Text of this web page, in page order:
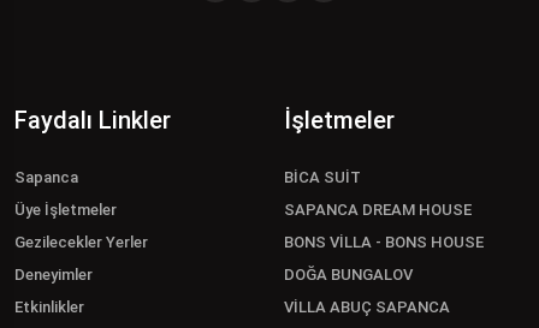
Faydalı Linkler
Sapanca
Üye İşletmeler
Gezilecekler Yerler
Deneyimler
Etkinlikler
İşletmeler
BİCA SUİT
SAPANCA DREAM HOUSE
BONS VİLLA - BONS HOUSE
DOĞA BUNGALOV
VİLLA ABUÇ SAPANCA